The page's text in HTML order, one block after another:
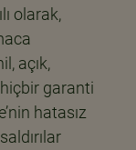
olarak,
açık,
garanti
hatasız